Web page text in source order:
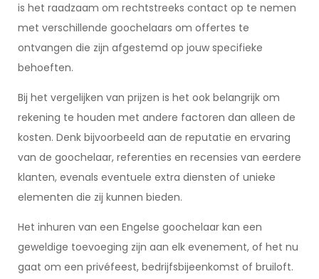
is het raadzaam om rechtstreeks contact op te nemen
met verschillende goochelaars om offertes te
ontvangen die zijn afgestemd op jouw specifieke
behoeften.
Bij het vergelijken van prijzen is het ook belangrijk om
rekening te houden met andere factoren dan alleen de
kosten. Denk bijvoorbeeld aan de reputatie en ervaring
van de goochelaar, referenties en recensies van eerdere
klanten, evenals eventuele extra diensten of unieke
elementen die zij kunnen bieden.
Het inhuren van een Engelse goochelaar kan een
geweldige toevoeging zijn aan elk evenement, of het nu
gaat om een privéfeest, bedrijfsbijeenkomst of bruiloft.